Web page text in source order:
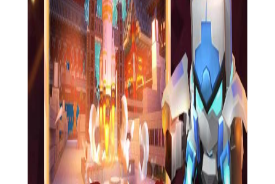
作工具、武器和建筑方块等。
3. 建造与创造：利用收集到的资源和工具，玩家可以自由建
造自己的建筑、城市、农场等。
4. 探险与冒险：在游戏中，玩家可以探索未知的领域、寻找
宝藏、与怪物战斗等。
5. 社交与互动：与其他玩家一起合作建造、交流经验、参与
社区活动等。
【迷你世界0.44.0版本攻略】
1. 充分利用资源：合理利用游戏中的资源，优先制作基础工